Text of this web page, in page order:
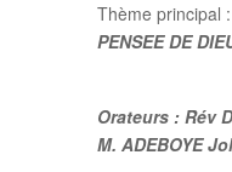
Thème principal :
PENSEE DE
Orateurs : Rév
M. ADEBOYE